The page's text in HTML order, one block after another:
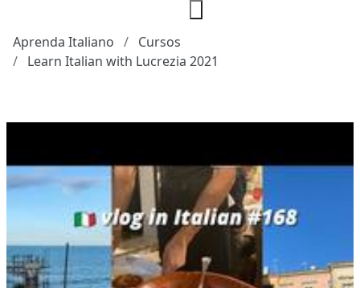
Aprenda Italiano
Cursos
Learn Italian with Lucrezia 2021